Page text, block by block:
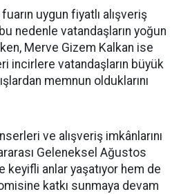
uygun fiyatlı alışveriş
nedenle vatandaşların yoğun
Merve Gizem Kalkan ise
incirlere vatandaşların büyük
memnun olduklarını
ve alışveriş imkânlarını
Geleneksel Ağustos
keyifli anlar yaşatıyor hem de
katkı sunmaya devam